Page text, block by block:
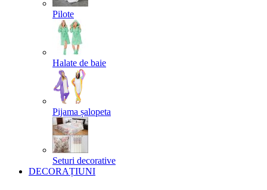
Pilote
Halate de baie
Pijama șalopeta
Seturi decorative
DECORAȚIUNI